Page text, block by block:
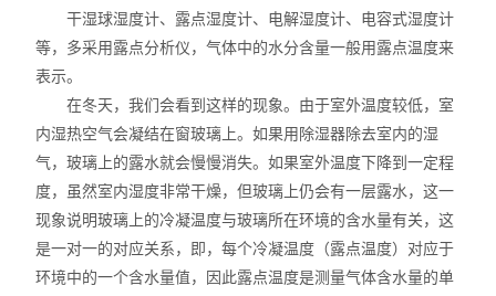
干湿球湿度计、露点湿度计、电解湿度计、电容式湿度计
等，多采用露点分析仪，气体中的水分含量一般用露点温度来
表示。
在冬天，我们会看到这样的现象。由于室外温度较低，室
内湿热空气会凝结在窗玻璃上。如果用除湿器除去室内的湿
气，玻璃上的露水就会慢慢消失。如果室外温度下降到一定程
度，虽然室内湿度非常干燥，但玻璃上仍会有一层露水，这一
现象说明玻璃上的冷凝温度与玻璃所在环境的含水量有关，这
是一对一的对应关系，即，每个冷凝温度（露点温度）对应于
环境中的一个含水量值，因此露点温度是测量气体含水量的单